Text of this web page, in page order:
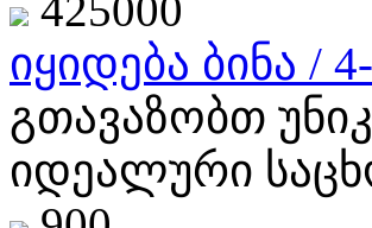
425000
იყიდება ბინა /
გთავაზობთ
იდეალური